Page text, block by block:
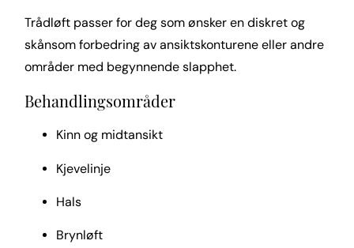
Trådløft passer for deg som ønsker en diskret og
skånsom forbedring av ansiktskonturene eller andre
områder med begynnende slapphet.
Behandlingsområder
Kinn og midtansikt
Kjevelinje
Hals
Brynløft